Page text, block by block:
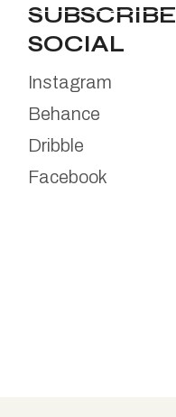
SUBSCRIBE
SOCIAL
Instagram
Behance
Dribble
Facebook